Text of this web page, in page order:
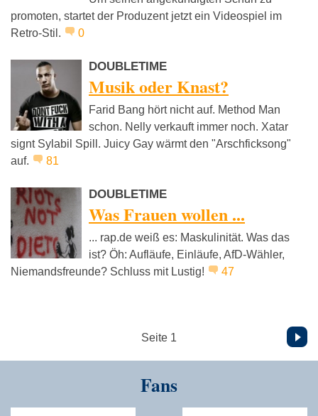
promoten, startet der Produzent jetzt ein Videospiel im
Retro-Stil.
0
DOUBLETIME
Musik oder Knast?
Farid Bang hört nicht auf. Method Man
schon. Nelly verkauft immer noch. Xatar
signt Sylabil Spill. Juicy Gay wärmt den "Arschficksong"
auf.
81
DOUBLETIME
Was Frauen wollen ...
... rap.de weiß es: Maskulinität. Was das
ist? Öh: Aufläufe, Einläufe, AfD-Wähler,
Niemandsfreunde? Schluss mit Lustig!
47
Seite 1
Vor
Fans